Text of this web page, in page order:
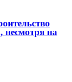
несмотря на